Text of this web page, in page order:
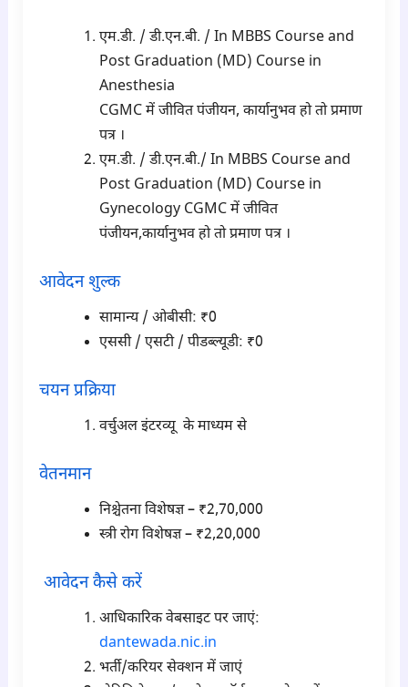
एम.डी. / डी.एन.बी. / In MBBS Course and
Post Graduation (MD) Course in
Anesthesia
CGMC में जीवित पंजीयन, कार्यानुभव हो तो प्रमाण
पत्र ।
एम.डी. / डी.एन.बी./ In MBBS Course and
Post Graduation (MD) Course in
Gynecology CGMC में जीवित
पंजीयन,कार्यानुभव हो तो प्रमाण पत्र ।
आवेदन शुल्क
सामान्य / ओबीसी: ₹0
एससी / एसटी / पीडब्ल्यूडी: ₹0
चयन प्रक्रिया
वर्चुअल इंटरव्यू के माध्यम से
वेतनमान
निश्चेतना विशेषज्ञ – ₹2,70,000
स्त्री रोग विशेषज्ञ – ₹2,20,000
आवेदन कैसे करें
आधिकारिक वेबसाइट पर जाएं:
dantewada.nic.in
भर्ती/करियर सेक्शन में जाएं